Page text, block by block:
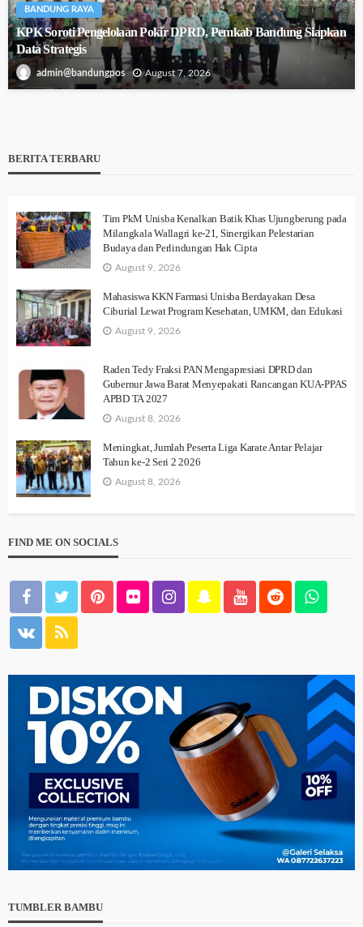
BANDUNG RAYA
KPK Soroti Pengelolaan Pokir DPRD, Pemkab Bandung Siapkan
Data Strategis
admin@bandungpos August 7, 2026
BERITA TERBARU
Tim PkM Unisba Kenalkan Batik Khas Ujungberung pada
Milangkala Wallagri ke-21, Sinergikan Pelestarian
Budaya dan Perlindungan Hak Cipta
August 9, 2026
Mahasiswa KKN Farmasi Unisba Berdayakan Desa
Ciburial Lewat Program Kesehatan, UMKM, dan Edukasi
August 9, 2026
Raden Tedy Fraksi PAN Mengapresiasi DPRD dan
Gubernur Jawa Barat Menyepakati Rancangan KUA-PPAS
APBD TA 2027
August 8, 2026
Meningkat, Jumlah Peserta Liga Karate Antar Pelajar
Tahun ke-2 Seri 2 2026
August 8, 2026
FIND ME ON SOCIALS
TUMBLER BAMBU